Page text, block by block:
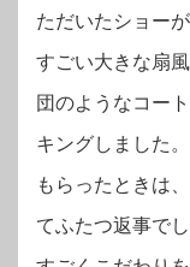
ただいたショー
すごい大きな扇
団のようなコー
キングしました
もらったときは
てふたつ返事で